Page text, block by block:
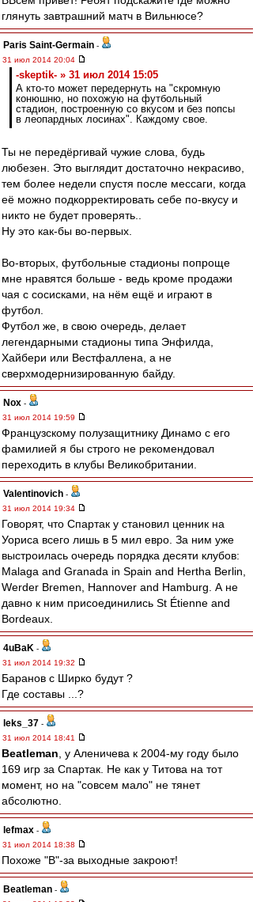
глянуть завтрашний матч в Вильнюсе?
Paris Saint-Germain -
31 июл 2014 20:04
-skeptik- » 31 июл 2014 15:05
А кто-то может передернуть на "скромную
конюшню, но похожую на футбольный
стадион, построенную со вкусом и без попсы
в леопардных лосинах". Каждому свое.
Ты не передёргивай чужие слова, будь
любезен. Это выглядит достаточно некрасиво,
тем более недели спустя после мессаги, когда
её можно подкорректировать себе по-вкусу и
никто не будет проверять..
Ну это как-бы во-первых.
Во-вторых, футбольные стадионы попроще
мне нравятся больше - ведь кроме продажи
чая с сосисками, на нём ещё и играют в
футбол.
Футбол же, в свою очередь, делает
легендарными стадионы типа Энфилда,
Хайбери или Вестфаллена, а не
сверхмодернизированную байду.
Nox -
31 июл 2014 19:59
Французскому полузащитнику Динамо с его
фамилией я бы строго не рекомендовал
переходить в клубы Великобритании.
Valentinovich -
31 июл 2014 19:34
Говорят, что Спартак у становил ценник на
Уориса всего лишь в 5 мил евро. За ним уже
выстроилась очередь порядка десяти клубов:
Malaga and Granada in Spain and Hertha Berlin,
Werder Bremen, Hannover and Hamburg. А не
давно к ним присоединились St Étienne and
Bordeaux.
4uBaK -
31 июл 2014 19:32
Баранов с Ширко будут ?
Где составы ...?
leks_37 -
31 июл 2014 18:41
Beatleman , у Аленичева к 2004-му году было
169 игр за Спартак. Не как у Титова на тот
момент, но на "совсем мало" не тянет
абсолютно.
lefmax -
31 июл 2014 18:38
Похоже "В"-за выходные закроют!
Beatleman -